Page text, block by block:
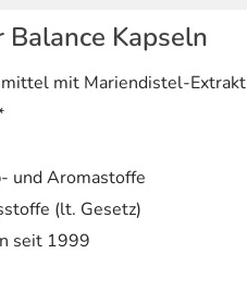
Kapseln
mit Mariendistel-Extrakt
und Aromastoffe
(lt. Gesetz)
seit 1999